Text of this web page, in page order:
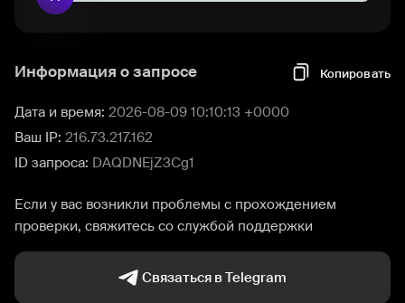
Информация о запросе Копировать
Дата и время: 2026-08-09 10:10:13 +0000
Ваш IP: 216.73.217.162
ID запроса: DAQDNEjZ3Cg1
Если у вас возникли проблемы с прохождением
проверки, свяжитесь со службой поддержки
Связаться в Telegram